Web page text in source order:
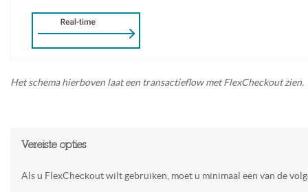
Het schema hierboven laat een transactieflow met FlexCheckout zien.
Vereiste opties
Als u FlexCheckout wilt gebruiken, moet u minimaal een van de